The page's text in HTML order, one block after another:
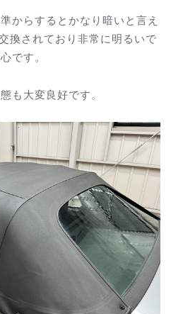
からするとかなり暗いと言え
換されており非常に明るいで
です。
も大変良好です。